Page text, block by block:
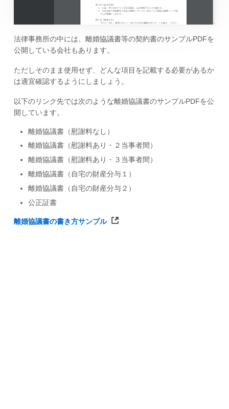
法律事務所の中には、離婚協議書等の契約書のサンプルPDFを
公開している会社もあります。
ただしそのまま使用せず、どんな項目を記載する必要があるか
は適宜確認するようにしましょう。
以下のリンク先では次のような離婚協議書のサンプルPDFを公
開しています。
離婚協議書（慰謝料なし）
離婚協議書（慰謝料あり・２当事者間）
離婚協議書（慰謝料あり・３当事者間）
離婚協議書（自宅の財産分与１）
離婚協議書（自宅の財産分与２）
公正証書
離婚協議書の書き方サンプル